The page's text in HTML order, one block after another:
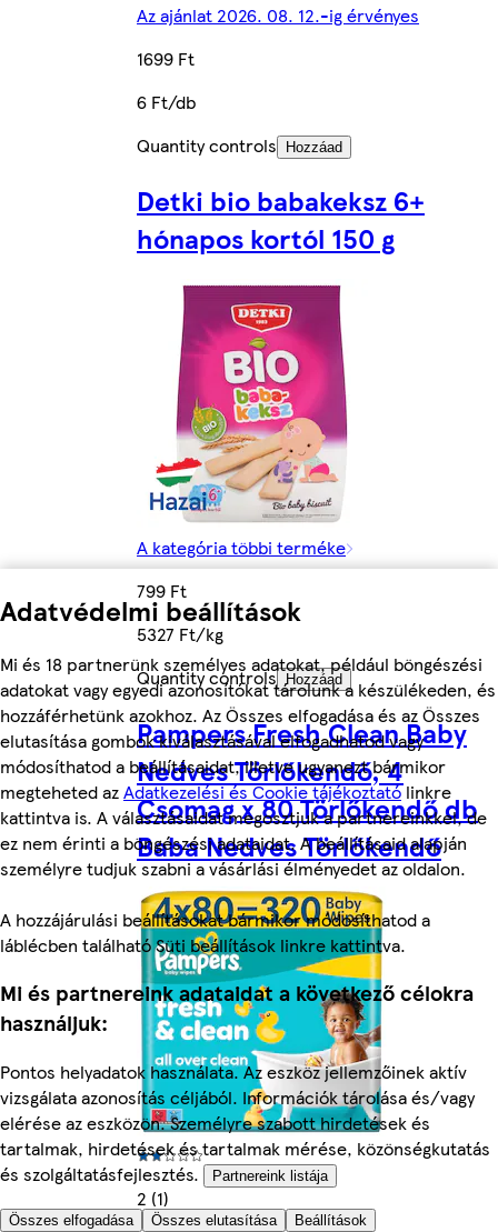
Adatvédelmi beállítások
Mi és 18 partnerünk személyes adatokat, például böngészési
adatokat vagy egyedi azonosítókat tárolunk a készülékeden, és
hozzáférhetünk azokhoz. Az Összes elfogadása és az Összes
elutasítása gombok kiválasztásával elfogadhatod vagy
módosíthatod a beállításaidat, illetve ugyanezt bármikor
megteheted azAdatkezelési és Cookie tájékoztatólinkre
kattintva is. A választásaidat megosztjuk a partnereinkkel, de
ez nem érinti a böngészési adataidat. A beállításaid alapján
személyre tudjuk szabni a vásárlási élményedet az oldalon.
A hozzájárulási beállításokat bármikor módosíthatod a
láblécben található Süti beállítások linkre kattintva.
Mi és partnereink adataidat a következő célokra
használjuk:
Pontos helyadatok használata. Az eszköz jellemzőinek aktív
vizsgálata azonosítás céljából. Információk tárolása és/vagy
elérése az eszközön. Személyre szabott hirdetések és
tartalmak, hirdetések és tartalmak mérése, közönségkutatás
és szolgáltatásfejlesztés.
Partnereink listája
Összes elfogadása Összes elutasítása Beállítások
Az ajánlat 2026. 08. 12.-ig érvényes
1699 Ft
6 Ft/db
Quantity controls
Hozzáad
Detki bio babakeksz 6+
hónapos kortól 150 g
A kategória többi terméke
799 Ft
5327 Ft/kg
Quantity controls Hozzáad
Pampers Fresh Clean Baby
Nedves Törlőkendő, 4
Csomag x 80 Törlőkendő db
Baba Nedves Törlőkendő
2 (1)